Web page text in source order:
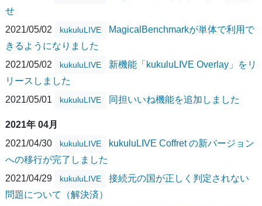
せ
2021/05/02
kukuluLIVE
MagicalBenchmarkが単体で利用で
きるようになりました
2021/05/02
kukuluLIVE
新機能「kukuluLIVE Overlay」をリ
リースしました
2021/05/01
kukuluLIVE 同担いいね機能を追加しました
2021年 04月
2021/04/30
kukuluLIVE
kukuluLIVE Coffret の新バージョン
への移行が完了しました
2021/04/29
kukuluLIVE
接続元の国が正しく判定されない
問題について（解決済）